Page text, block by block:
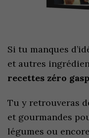
Si tu manques
et autres
recettes zéro
Tu y retrouveras
et gourmandes
légumes ou